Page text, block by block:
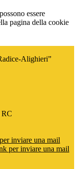
essere
pagina della cookie
Alighieri”
RC
inviare una mail
per inviare una mail